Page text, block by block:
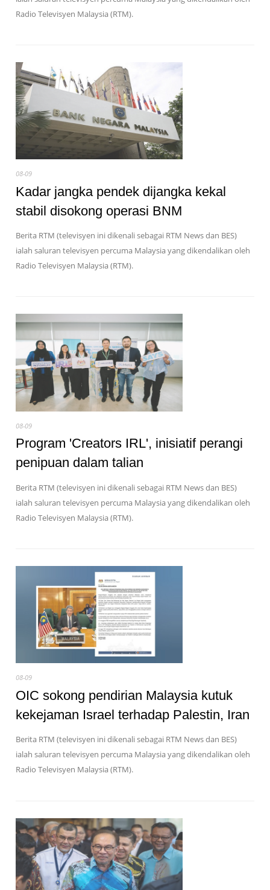
Radio Televisyen Malaysia (RTM).
08-09
Kadar jangka pendek dijangka kekal
stabil disokong operasi BNM
Berita RTM (televisyen ini dikenali sebagai RTM News dan BES)
ialah saluran televisyen percuma Malaysia yang dikendalikan oleh
Radio Televisyen Malaysia (RTM).
08-09
Program 'Creators IRL', inisiatif perangi
penipuan dalam talian
Berita RTM (televisyen ini dikenali sebagai RTM News dan BES)
ialah saluran televisyen percuma Malaysia yang dikendalikan oleh
Radio Televisyen Malaysia (RTM).
08-09
OIC sokong pendirian Malaysia kutuk
kekejaman Israel terhadap Palestin, Iran
Berita RTM (televisyen ini dikenali sebagai RTM News dan BES)
ialah saluran televisyen percuma Malaysia yang dikendalikan oleh
Radio Televisyen Malaysia (RTM).